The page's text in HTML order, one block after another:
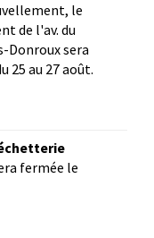
le
de l'av. du
Donroux sera
25 au 27 août.
fermée le